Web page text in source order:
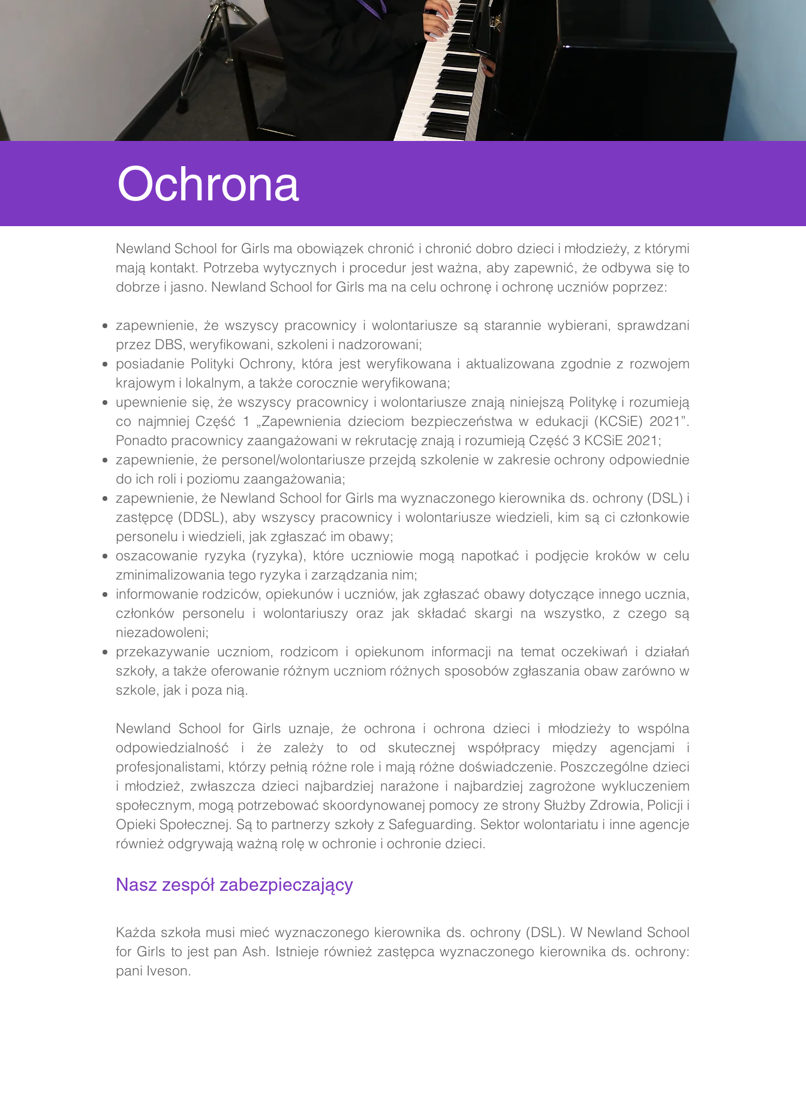
Ochrona
Newland School for Girls ma obowiązek chronić i chronić dobro dzieci i młodzieży, z którymi
mają kontakt. Potrzeba wytycznych i procedur jest ważna, aby zapewnić, że odbywa się to
dobrze i jasno. Newland School for Girls ma na celu ochronę i ochronę uczniów poprzez:
zapewnienie, że wszyscy pracownicy i wolontariusze są starannie wybierani, sprawdzani
przez DBS, weryfikowani, szkoleni i nadzorowani;
posiadanie Polityki Ochrony, która jest weryfikowana i aktualizowana zgodnie z rozwojem
krajowym i lokalnym, a także corocznie weryfikowana;
upewnienie się, że wszyscy pracownicy i wolontariusze znają niniejszą Politykę i rozumieją
co najmniej Część 1 „Zapewnienia dzieciom bezpieczeństwa w edukacji (KCSiE) 2021”.
Ponadto pracownicy zaangażowani w rekrutację znają i rozumieją Część 3 KCSiE 2021;
zapewnienie, że personel/wolontariusze przejdą szkolenie w zakresie ochrony odpowiednie
do ich roli i poziomu zaangażowania;
zapewnienie, że Newland School for Girls ma wyznaczonego kierownika ds. ochrony (DSL) i
zastępcę (DDSL), aby wszyscy pracownicy i wolontariusze wiedzieli, kim są ci członkowie
personelu i wiedzieli, jak zgłaszać im obawy;
oszacowanie ryzyka (ryzyka), które uczniowie mogą napotkać i podjęcie kroków w celu
zminimalizowania tego ryzyka i zarządzania nim;
informowanie rodziców, opiekunów i uczniów, jak zgłaszać obawy dotyczące innego ucznia,
członków personelu i wolontariuszy oraz jak składać skargi na wszystko, z czego są
niezadowoleni;
przekazywanie uczniom, rodzicom i opiekunom informacji na temat oczekiwań i działań
szkoły, a także oferowanie różnym uczniom różnych sposobów zgłaszania obaw zarówno w
szkole, jak i poza nią.
Newland School for Girls uznaje, że ochrona i ochrona dzieci i młodzieży to wspólna
odpowiedzialność i że zależy to od skutecznej współpracy między agencjami i
profesjonalistami, którzy pełnią różne role i mają różne doświadczenie. Poszczególne dzieci
i młodzież, zwłaszcza dzieci najbardziej narażone i najbardziej zagrożone wykluczeniem
społecznym, mogą potrzebować skoordynowanej pomocy ze strony Służby Zdrowia, Policji i
Opieki Społecznej. Są to partnerzy szkoły z Safeguarding. Sektor wolontariatu i inne agencje
również odgrywają ważną rolę w ochronie i ochronie dzieci.
Nasz zespół zabezpieczający ​
Każda szkoła musi mieć wyznaczonego kierownika ds. ochrony (DSL). W Newland School
for Girls to jest pan Ash. Istnieje również zastępca wyznaczonego kierownika ds. ochrony:
pani Iveson.